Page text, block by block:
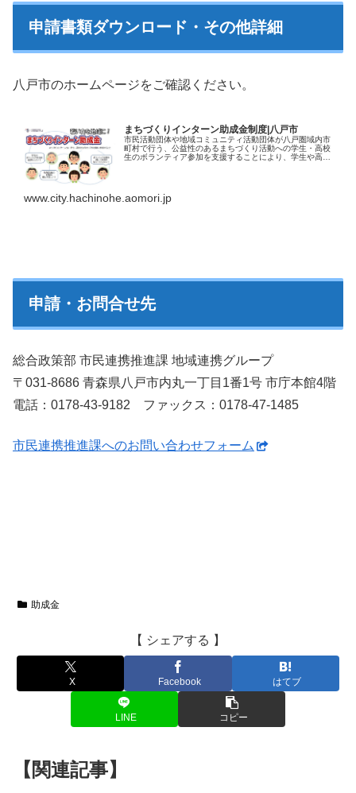
申請書類ダウンロード・その他詳細
八戸市のホームページをご確認ください。
まちづくりインターン助成金制度|八戸市
市民活動団体や地域コミュニティ活動団体が八戸圏域内市
町村で行う、公益性のあるまちづくり活動への学生・高校
生のボランティア参加を支援することにより、学生や高校
www.city.hachinohe.aomori.jp
申請・お問合せ先
総合政策部 市民連携推進課 地域連携グループ
〒031-8686 青森県八戸市内丸一丁目1番1号 市庁本館4階
電話：0178-43-9182 ファックス：0178-47-1485
市民連携推進課へのお問い合わせフォーム
助成金
【 シェアする 】
X Facebook はてブ
LINE コピー
【関連記事】